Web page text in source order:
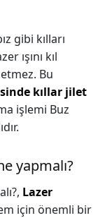
gibi kılları
ışını kıl
Bu
kıllar jilet
işlemi Buz
yapmalı?
Lazer
için önemli bir